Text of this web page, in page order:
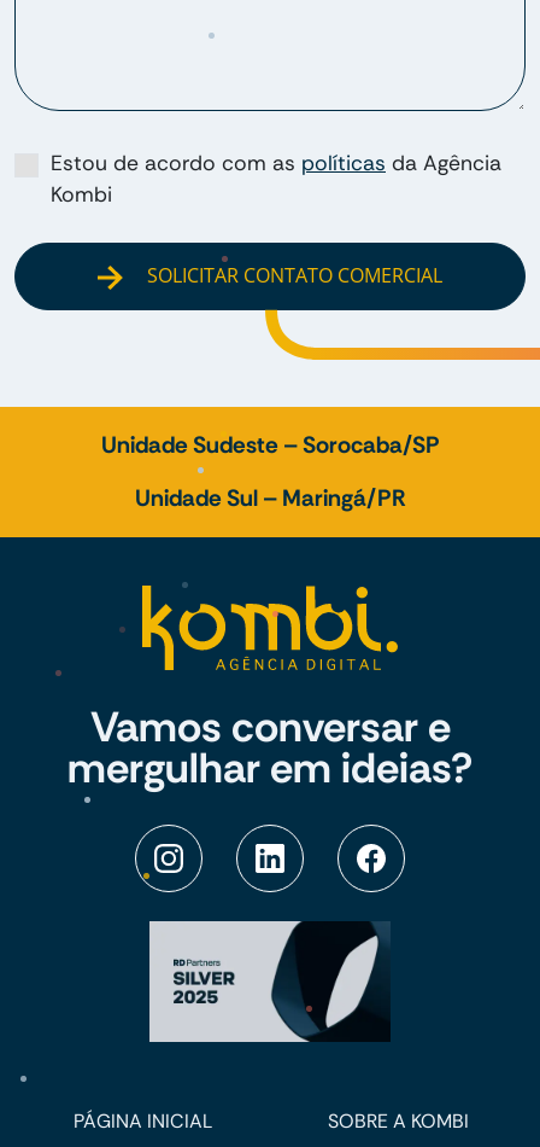
Estou de acordo com as políticas da Agência
Kombi
SOLICITAR CONTATO COMERCIAL
Unidade Sudeste – Sorocaba/SP
Unidade Sul – Maringá/PR
Vamos conversar e
mergulhar em ideias?
PÁGINA INICIAL SOBRE A KOMBI